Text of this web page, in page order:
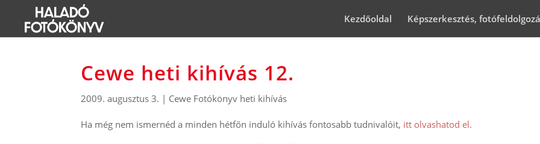
Kezdőoldal Képszerkesztés,
Cewe heti kihívás 12.
2009. augusztus 3. | Cewe Fotókönyv heti kihívás
Ha még nem ismernéd a minden hétfőn induló kihívás fontosabb tudnivalóit, itt olvashatod el.